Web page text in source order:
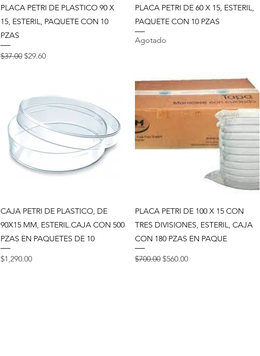
Vista rápida
PLACA PETRI DE PLASTICO 90 X
15, ESTERIL, PAQUETE CON 10
PZAS
Precio
$37.00 Precio de oferta
$29.60
Vista rápida
PLACA PETRI DE 60 X 15, ESTERIL,
PAQUETE CON 10 PZAS
Agotado
Vista rápida
CAJA PETRI DE PLASTICO, DE
90X15 MM, ESTERIL.CAJA CON 500
PZAS EN PAQUETES DE 10
Precio
$1,290.00
Vista rápida
PLACA PETRI DE 100 X 15 CON
TRES DIVISIONES, ESTERIL, CAJA
CON 180 PZAS EN PAQUE
Precio
$700.00 Precio de oferta
$560.00